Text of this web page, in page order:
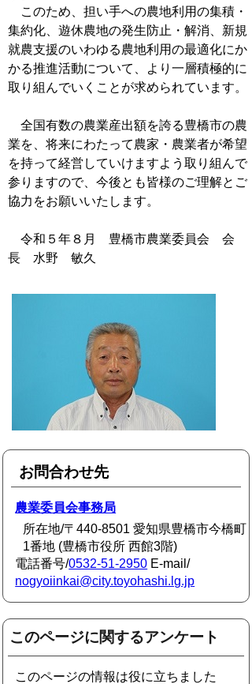
このため、担い手への農地利用の集積・
集約化、遊休農地の発生防止・解消、新規
就農支援のいわゆる農地利用の最適化にか
かる推進活動について、より一層積極的に
取り組んでいくことが求められています。
全国有数の農業産出額を誇る豊橋市の農
業を、将来にわたって農家・農業者が希望
を持って経営していけますよう取り組んで
参りますので、今後とも皆様のご理解とご
協力をお願いいたします。
令和５年８月 豊橋市農業委員会 会
長 水野 敏久
お問合わせ先
農業委員会事務局
所在地/〒440-8501 愛知県豊橋市今橋町
1番地 (豊橋市役所 西館3階)
電話番号/0532-51-2950 E-mail/
nogyoiinkai@city.toyohashi.lg.jp
このページに関するアンケート
このページの情報は役に立ちました